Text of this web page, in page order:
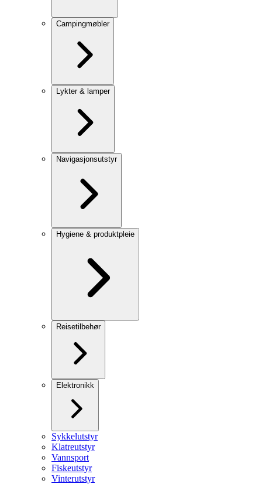
Campingmøbler
Lykter & lamper
Navigasjonsutstyr
Hygiene & produktpleie
Reisetilbehør
Elektronikk
Sykkelutstyr
Klatreutstyr
Vannsport
Fiskeutstyr
Vinterutstyr